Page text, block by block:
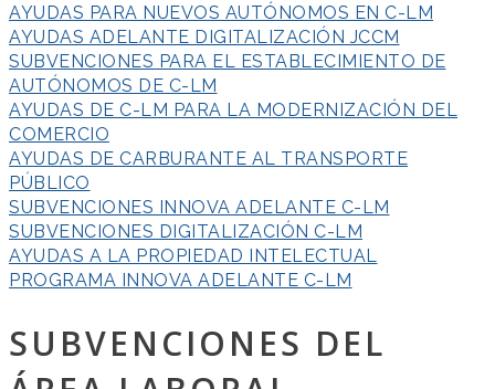
AYUDAS PARA NUEVOS AUTÓNOMOS EN C-LM
AYUDAS ADELANTE DIGITALIZACIÓN JCCM
SUBVENCIONES PARA EL ESTABLECIMIENTO DE
AUTÓNOMOS DE C-LM
AYUDAS DE C-LM PARA LA MODERNIZACIÓN DEL
COMERCIO
AYUDAS DE CARBURANTE AL TRANSPORTE
PÚBLICO
SUBVENCIONES INNOVA ADELANTE C-LM
SUBVENCIONES DIGITALIZACIÓN C-LM
AYUDAS A LA PROPIEDAD INTELECTUAL
PROGRAMA INNOVA ADELANTE C-LM
SUBVENCIONES DEL